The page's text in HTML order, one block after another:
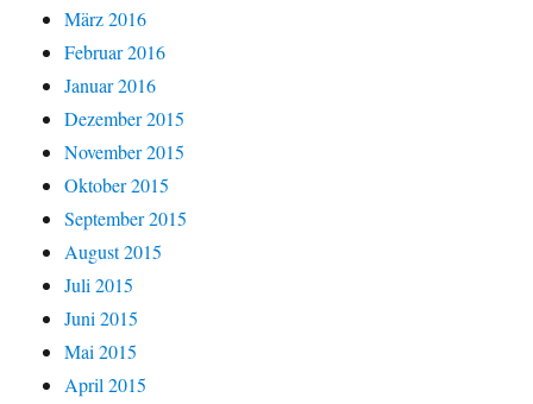
März 2016
Februar 2016
Januar 2016
Dezember 2015
November 2015
Oktober 2015
September 2015
August 2015
Juli 2015
Juni 2015
Mai 2015
April 2015